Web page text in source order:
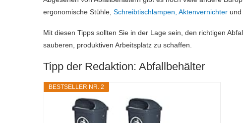
ergonomische Stühle, Schreibtischlampen, Aktenvernichter und
Mit diesen Tipps sollten Sie in der Lage sein, den richtigen
sauberen, produktiven Arbeitsplatz zu schaffen.
Tipp der Redaktion: Abfallbehälter
BESTSELLER NR. 2